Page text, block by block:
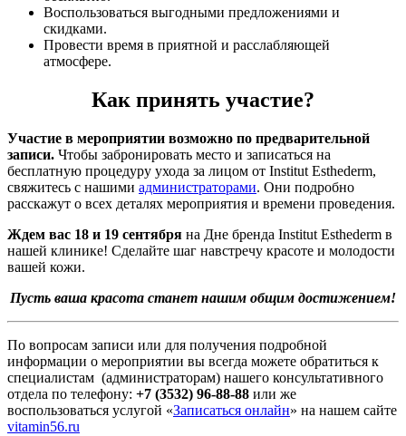
Воспользоваться выгодными предложениями и
скидками.
Провести время в приятной и расслабляющей
атмосфере.
Как принять участие?
Участие в мероприятии возможно по предварительной
записи. Чтобы забронировать место и записаться на
бесплатную процедуру ухода за лицом от Institut Esthederm,
свяжитесь с нашими администраторами. Они подробно
расскажут о всех деталях мероприятия и времени проведения.
Ждем вас 18 и 19 сентября на Дне бренда Institut Esthederm в
нашей клинике! Сделайте шаг навстречу красоте и молодости
вашей кожи.
Пусть ваша красота станет нашим общим достижением!
По вопросам записи или для получения подробной
информации о мероприятии вы всегда можете обратиться к
специалистам (администраторам) нашего консультативного
отдела по телефону: +7 (3532) 96-88-88 или же
воспользоваться услугой «Записаться онлайн» на нашем сайте
vitamin56.ru